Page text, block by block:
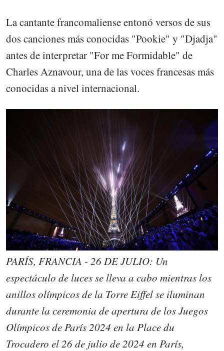
La cantante francomaliense entonó versos de sus
dos canciones más conocidas "Pookie" y "Djadja"
antes de interpretar "For me Formidable" de
Charles Aznavour, una de las voces francesas más
conocidas a nivel internacional.
PARÍS, FRANCIA - 26 DE JULIO: Un
espectáculo de luces se lleva a cabo mientras los
anillos olímpicos de la Torre Eiffel se iluminan
durante la ceremonia de apertura de los Juegos
Olímpicos de París 2024 en la Place du
Trocadero el 26 de julio de 2024 en París,